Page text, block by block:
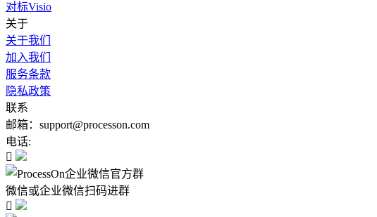
对标Visio
关于
关于我们
加入我们
服务条款
隐私政策
联系
邮箱：support@processon.com
电话:

微信或企业微信扫码进群
